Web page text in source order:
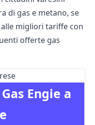
di gas e metano, se
migliori tariffe con
offerte gas
Engie a